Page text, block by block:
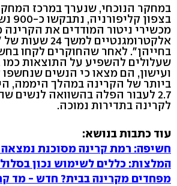
במחקר הנוכחי, שנערך במרכז
מכשירי ניטור המודדים את
אלקטרומגנטיים
בחייהן". לאחר שהחוקרים לקחו
שעלולים להשפיע על התוצאות כמו
ועישון, הם מצאו כי הנשים
ביותר של הקרינה במהלך היממה,
2.7 לעבור הפלה בהשוואה לנשים
לקרינה בתדירות נמוכה.
עוד כתבות בנושא:
חשיפה: רמת קרינה מסוכנת נמצאה
המלצות: כללים לשימוש נכון
מפחדים מקרינה בבית? חדש - מד